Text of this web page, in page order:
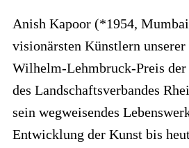
Anish Kapoor (*1954,
visionärsten Künstlern
Wilhelm-Lehmbruck-Preis der
des Landschaftsverbandes
sein wegweisendes
Entwicklung der Kunst bis